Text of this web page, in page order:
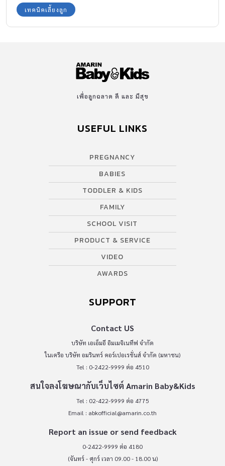
เทคนิคเลี้ยงลูก
เพื่อลูกฉลาด ดี และ มีสุข
USEFUL LINKS
PREGNANCY
BABIES
TODDLER & KIDS
FAMILY
SCHOOL VISIT
PRODUCT & SERVICE
VIDEO
AWARDS
SUPPORT
Contact US
บริษัท เอเอ็มอี อิมเมจิเนทีฟ จำกัด
ในเครือ บริษัท อมรินทร์ คอร์เปอเรชั่นส์ จำกัด (มหาชน)
Tel : 0-2422-9999 ต่อ 4510
สนใจลงโฆษณากับเว็บไซต์ Amarin Baby&Kids
Tel : 02-422-9999 ต่อ 4775
Email : abkofficial@amarin.co.th
Report an issue or send feedback
0-2422-9999 ต่อ 4180
(จันทร์ - ศุกร์ เวลา 09.00 - 18.00 น)